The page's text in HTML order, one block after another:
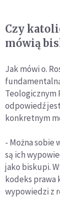
Czy
mówią
Jak mówi o.
Teologicznym
odpowiedź
konkretnym
- Można
są ich
jako biskupi.
kodeks prawa
wypowiedzi z